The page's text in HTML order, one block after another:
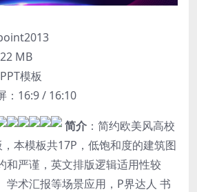
MB
模板
：16:9 / 16:10
简介 ：简约欧美风高校
本模板共17P，低饱和度的建筑图
和严谨，英文排版逻辑适用性较
学术汇报等场景应用，P界达人 书